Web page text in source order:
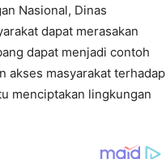
Nasional, Dinas
dapat merasakan
dapat menjadi contoh
akses masyarakat terhadap
menciptakan lingkungan